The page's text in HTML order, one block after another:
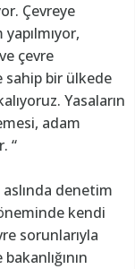
Çevreye
çevre
sahip bir ülkede
Yasaların
adam
“
aslında denetim
kendi
sorunlarıyla